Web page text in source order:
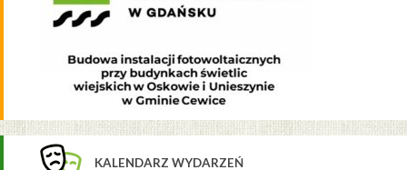
KALENDARZ WYDARZEŃ